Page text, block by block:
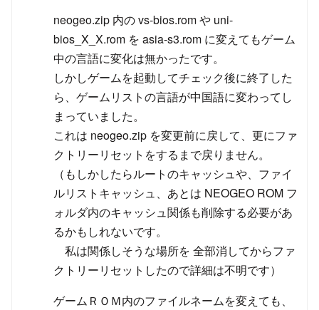
neogeo.zip 内の vs-bios.rom や uni-
bios_X_X.rom を asia-s3.rom に変えてもゲーム
中の言語に変化は無かったです。
しかしゲームを起動してチェック後に終了した
ら、ゲームリストの言語が中国語に変わってし
まっていました。
これは neogeo.zip を変更前に戻して、更にファ
クトリーリセットをするまで戻りません。
（もしかしたらルートのキャッシュや、ファイ
ルリストキャッシュ、あとは NEOGEO ROM フ
ォルダ内のキャッシュ関係も削除する必要があ
るかもしれないです。
私は関係しそうな場所を 全部消してからファ
クトリーリセットしたので詳細は不明です）
ゲームＲＯＭ内のファイルネームを変えても、